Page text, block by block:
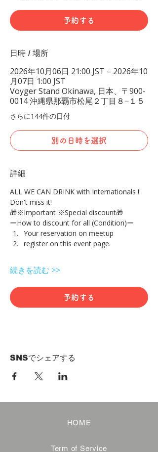
予約する
日時 / 場所
2026年10月06日 21:00 JST – 2026年10
月07日 1:00 JST
Voyger Stand Okinawa, 日本、〒900-
0014 沖縄県那覇市松尾２丁目８−１５
さらに144件の日付
別の日時を選択
詳細
ALL WE CAN DRINK with Internationals !
Don't miss it!
🎁※Important ※Special discount🎁
ーHow to discount for all (Condition)ー
Your reservation on meetup
register on this event page.
続きを読む >>
予約する
SNSでシェアする
HOME
Term of Service